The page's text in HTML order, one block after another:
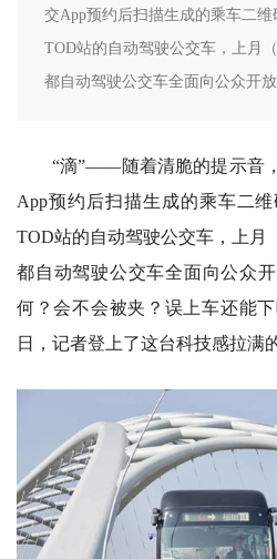
交App预约后扫描生成的乘车二
TOD站的自动驾驶公交车，上月
都自动驾驶公交车全面向公众开放
“滴”——随着清脆的提示音
App预约后扫描生成的乘车二
TOD站的自动驾驶公交车，上月
都自动驾驶公交车全面向公众
何？会不会被夹？误上车还能
日，记者登上了这台科技感拉满